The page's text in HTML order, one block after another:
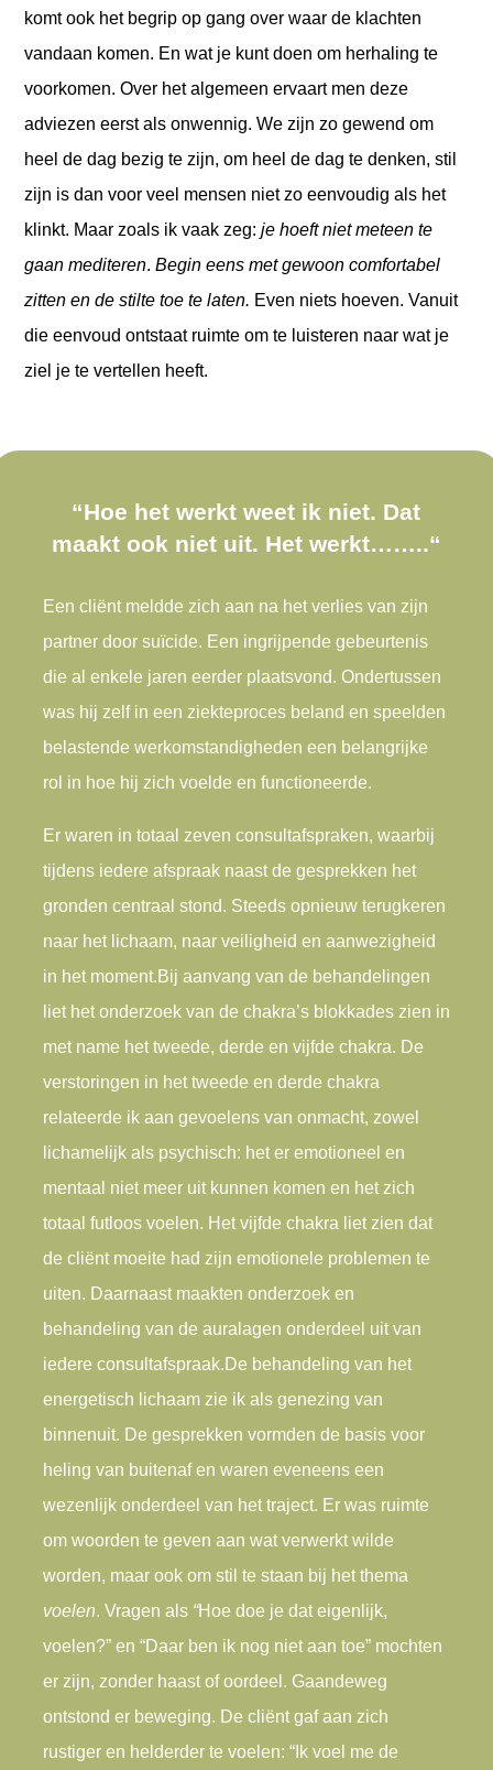
komt ook het begrip op gang over waar de klachten
vandaan komen. En wat je kunt doen om herhaling te
voorkomen.Over het algemeen ervaart men deze
adviezen eerst als onwennig. We zijn zo gewend om
heel de dag bezig te zijn, om heel de dag te denken, stil
zijn is dan voor veel mensen niet zo eenvoudig als het
klinkt. Maar zoals ik vaak zeg:je hoeft niet meteen te
gaan mediteren. Begin eens met gewoon comfortabel
zitten en de stilte toe te laten. Even niets hoeven. Vanuit
die eenvoud ontstaat ruimte om te luisteren naar wat je
ziel je te vertellen heeft.
“Hoe het werkt weet ik niet. Dat
maakt ook niet uit. Het werkt……..“
Een cliënt meldde zich aan na het verlies van zijn
partner door suïcide. Een ingrijpende gebeurtenis
die al enkele jaren eerder plaatsvond. Ondertussen
was hij zelf in een ziekteproces beland en speelden
belastende werkomstandigheden een belangrijke
rol in hoe hij zich voelde en functioneerde.
Er waren in totaal zeven consultafspraken, waarbij
tijdens iedere afspraak naast de gesprekken het
gronden centraal stond. Steeds opnieuw terugkeren
naar het lichaam, naar veiligheid en aanwezigheid
in het moment.Bij aanvang van de behandelingen
liet het onderzoek van de chakra’s blokkades zien in
met name het tweede, derde en vijfde chakra. De
verstoringen in het tweede en derde chakra
relateerde ik aan gevoelens van onmacht, zowel
lichamelijk als psychisch: het er emotioneel en
mentaal niet meer uit kunnen komen en het zich
totaal futloos voelen. Het vijfde chakra liet zien dat
de cliënt moeite had zijn emotionele problemen te
uiten. Daarnaast maakten onderzoek en
behandeling van de auralagen onderdeel uit van
iedere consultafspraak.De behandeling van het
energetisch lichaam zie ik als genezing van
binnenuit. De gesprekken vormden de basis voor
heling van buitenaf en waren eveneens een
wezenlijk onderdeel van het traject. Er was ruimte
om woorden te geven aan wat verwerkt wilde
worden, maar ook om stil te staan bij het thema
voelen. Vragen als “Hoe doe je dat eigenlijk,
voelen?” en “Daar ben ik nog niet aan toe” mochten
er zijn, zonder haast of oordeel. Gaandeweg
ontstond er beweging. De cliënt gaf aan zich
rustiger en helderder te voelen: “Ik voel me de